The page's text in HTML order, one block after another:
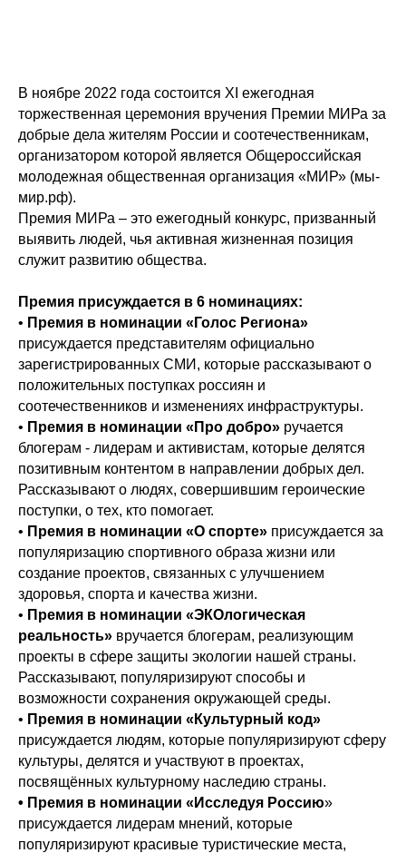
В ноябре 2022 года состоится XI ежегодная
торжественная церемония вручения Премии МИРа за
добрые дела жителям России и соотечественникам,
организатором которой является Общероссийская
молодежная общественная организация «МИР» (мы-
мир.рф).
Премия МИРа – это ежегодный конкурс, призванный
выявить людей, чья активная жизненная позиция
служит развитию общества.
Премия присуждается в 6 номинациях:
• Премия в номинации «Голос Региона»
присуждается представителям официально
зарегистрированных СМИ, которые рассказывают о
положительных поступках россиян и
соотечественников и изменениях инфраструктуры.
• Премия в номинации «Про добро» ручается
блогерам - лидерам и активистам, которые делятся
позитивным контентом в направлении добрых дел.
Рассказывают о людях, совершившим героические
поступки, о тех, кто помогает.
• Премия в номинации «О спорте» присуждается за
популяризацию спортивного образа жизни или
создание проектов, связанных с улучшением
здоровья, спорта и качества жизни.
• Премия в номинации «ЭКОлогическая
реальность» вручается блогерам, реализующим
проекты в сфере защиты экологии нашей страны.
Рассказывают, популяризируют способы и
возможности сохранения окружающей среды.
• Премия в номинации «Культурный код»
присуждается людям, которые популяризируют сферу
культуры, делятся и участвуют в проектах,
посвящённых культурному наследию страны.
• Премия в номинации «Исследуя Россию»
присуждается лидерам мнений, которые
популяризируют красивые туристические места,